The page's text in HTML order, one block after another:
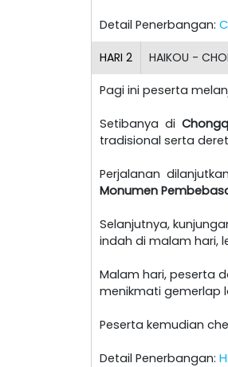
Detail Penerbangan:
HARI 2 HAIKOU -
Pagi ini peserta
Setibanya di
tradisional serta
Perjalanan
Monumen
Selanjutnya,
indah di malam hari,
Malam hari, peserta
menikmati gemerlap
Peserta kemudian
Detail Penerbangan: